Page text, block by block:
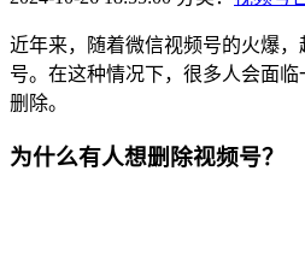
近年来，随着微信视频号的火爆
号。在这种情况下，很多人会面
删除。
为什么有人想删除视频号？